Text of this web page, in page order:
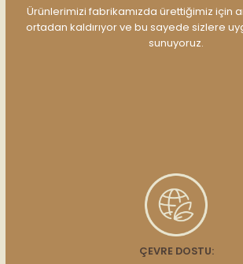
Ürünlerimizi fabrikamızda ürettiğimiz için
ortadan kaldırıyor ve bu sayede sizlere
sunuyoruz.
ÇEVRE DOSTU: